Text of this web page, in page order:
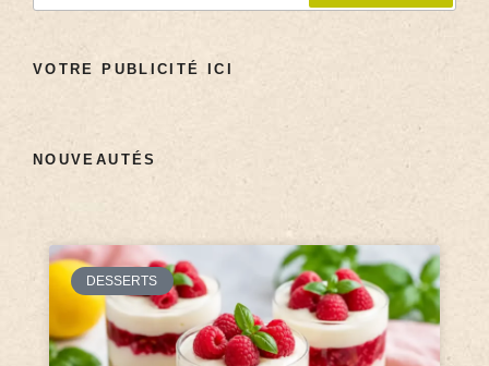
VOTRE PUBLICITÉ ICI
NOUVEAUTÉS
DESSERTS